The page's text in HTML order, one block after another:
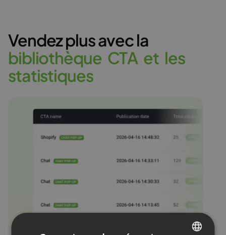
Vendez plus avec la
bibliothèque CTA et les
statistiques